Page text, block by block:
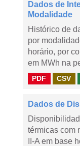
Dados de
Modalidade
Histórico de
por
horário, por
em MWh na
PDF CSV
Dados de
térmicas com
II-A em base